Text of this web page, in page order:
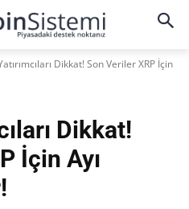
Dikkat! Son Veriler XRP İçin
Dikkat!
İçin Ayı